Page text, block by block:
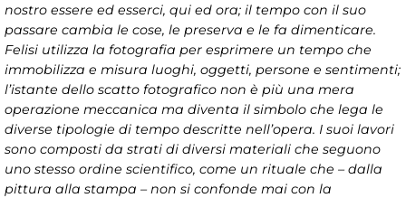
nostro essere ed esserci, qui ed ora; il tempo con il suo
passare cambia le cose, le preserva e le fa dimenticare.
Felisi utilizza la fotografia per esprimere un tempo che
immobilizza e misura luoghi, oggetti, persone e sentimenti;
l’istante dello scatto fotografico non è più una mera
operazione meccanica ma diventa il simbolo che lega le
diverse tipologie di tempo descritte nell’opera. I suoi lavori
sono composti da strati di diversi materiali che seguono
uno stesso ordine scientifico, come un rituale che – dalla
pittura alla stampa – non si confonde mai con la